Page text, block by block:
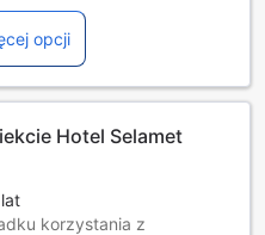
opcji
Hotel Selamet
korzystania z